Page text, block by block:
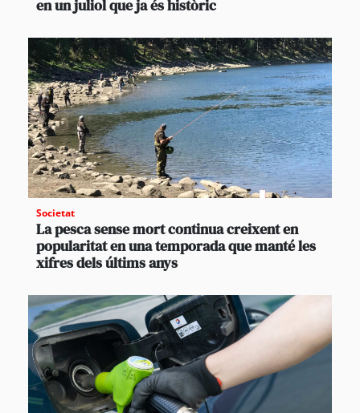
en un juliol que ja és històric
Societat
La pesca sense mort continua creixent en
popularitat en una temporada que manté les
xifres dels últims anys